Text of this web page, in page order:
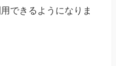
できるようになりま